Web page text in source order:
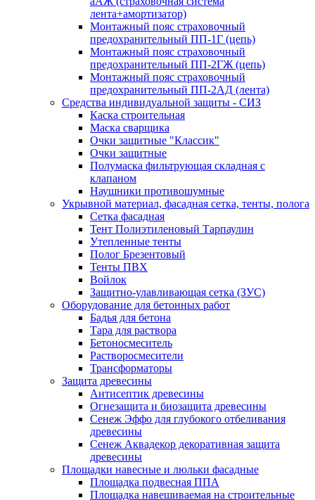
лента+амортизатор)
Монтажный пояс страховочный
предохранительный ПП-1Г (цепь)
Монтажный пояс страховочный
предохранительный ПП-2ГЖ (цепь)
Монтажный пояс страховочный
предохранительный ПП-2АД (лента)
Средства индивидуальной защиты - СИЗ
Каска строительная
Маска сварщика
Очки защитные "Классик"
Очки защитные
Полумаска фильтрующая складная с
клапаном
Наушники противошумные
Укрывной материал, фасадная сетка, тенты, полога
Сетка фасадная
Тент Полиэтиленовый Тарпаулин
Утепленные тенты
Полог Брезентовый
Тенты ПВХ
Войлок
Защитно-улавливающая сетка (ЗУС)
Оборудование для бетонных работ
Бадья для бетона
Тара для раствора
Бетоносмеситель
Растворосмесители
Трансформаторы
Защита древесины
Антисептик древесины
Огнезащита и биозащита древесины
Сенеж Эффо для глубокого отбеливания
древесины
Сенеж Аквадекор декоративная защита
древесины
Площадки навесные и люльки фасадные
Площадка подвесная ППА
Площадка навешиваемая на строительные